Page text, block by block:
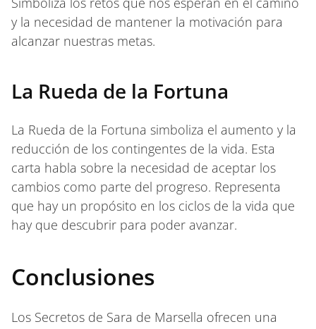
y la necesidad de mantener la motivación para
alcanzar nuestras metas.
La Rueda de la Fortuna
La Rueda de la Fortuna simboliza el aumento y la
reducción de los contingentes de la vida. Esta
carta habla sobre la necesidad de aceptar los
cambios como parte del progreso. Representa
que hay un propósito en los ciclos de la vida que
hay que descubrir para poder avanzar.
Conclusiones
Los Secretos de Sara de Marsella ofrecen una